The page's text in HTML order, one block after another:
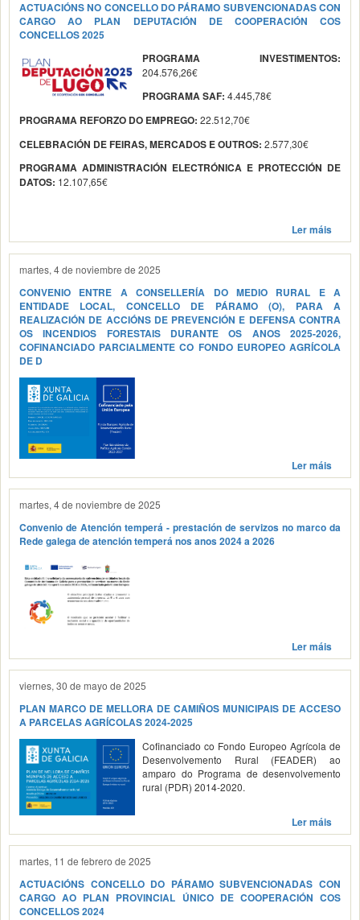
ACTUACIÓNS NO CONCELLO DO PÁRAMO SUBVENCIONADAS CON
CARGO AO PLAN DEPUTACIÓN DE COOPERACIÓN COS
CONCELLOS 2025
PROGRAMA INVESTIMENTOS:
204.576,26€
PROGRAMA SAF: 4.445,78€
PROGRAMA REFORZO DO EMPREGO: 22.512,70€
CELEBRACIÓN DE FEIRAS, MERCADOS E OUTROS: 2.577,30€
PROGRAMA ADMINISTRACIÓN ELECTRÓNICA E PROTECCIÓN DE
DATOS: 12.107,65€
Ler máis
martes, 4 de noviembre de 2025
CONVENIO ENTRE A CONSELLERÍA DO MEDIO RURAL E A
ENTIDADE LOCAL, CONCELLO DE PÁRAMO (O), PARA A
REALIZACIÓN DE ACCIÓNS DE PREVENCIÓN E DEFENSA CONTRA
OS INCENDIOS FORESTAIS DURANTE OS ANOS 2025-2026,
COFINANCIADO PARCIALMENTE CO FONDO EUROPEO AGRÍCOLA
DE D
Ler máis
martes, 4 de noviembre de 2025
Convenio de Atención temperá - prestación de servizos no marco da
Rede galega de atención temperá nos anos 2024 a 2026
Ler máis
viernes, 30 de mayo de 2025
PLAN MARCO DE MELLORA DE CAMIÑOS MUNICIPAIS DE ACCESO
A PARCELAS AGRÍCOLAS 2024-2025
Cofinanciado co Fondo Europeo Agrícola de
Desenvolvemento Rural (FEADER) ao
amparo do Programa de desenvolvemento
rural (PDR) 2014-2020.
Ler máis
martes, 11 de febrero de 2025
ACTUACIÓNS CONCELLO DO PÁRAMO SUBVENCIONADAS CON
CARGO AO PLAN PROVINCIAL ÚNICO DE COOPERACIÓN COS
CONCELLOS 2024